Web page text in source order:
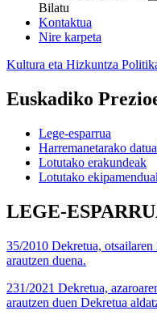
Bilatu
Kontaktua
Nire karpeta
Kultura eta Hizkuntza
Euskadiko
Lege-esparrua
Harremanetarako
Lotutako erakundeak
Lotutako
LEGE-
35/2010 Dekretua,
arautzen duena.
231/2021 Dekretua,
arautzen duen Dekretua